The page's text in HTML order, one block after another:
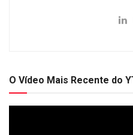
O Vídeo Mais Recente do